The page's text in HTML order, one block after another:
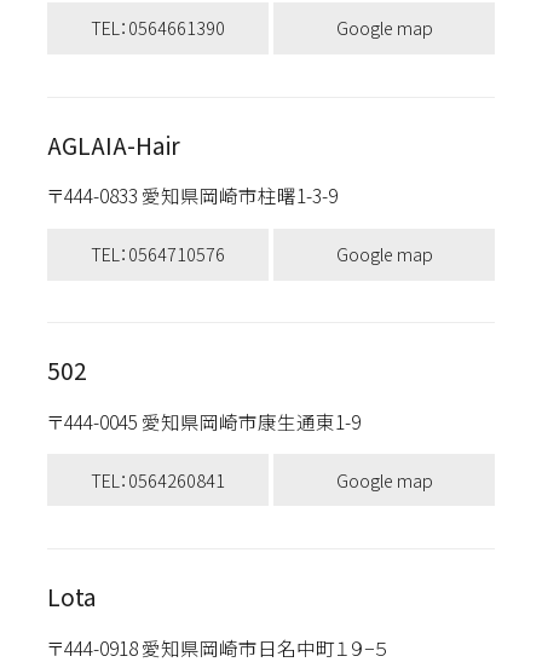
TEL：0564661390 Google map
AGLAIA-Hair
〒444-0833 愛知県岡崎市柱曙1-3-9
TEL：0564710576 Google map
502
〒444-0045 愛知県岡崎市康生通東1-9
TEL：0564260841 Google map
Lota
〒444-0918 愛知県岡崎市日名中町１９−５